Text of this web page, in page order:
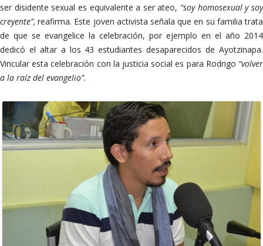
ser disidente sexual es equivalente a ser ateo, “soy homosexual y soy
creyente”,reafirma. Este joven activista señala que en su familia trata
de que se evangelice la celebración, por ejemplo en el año 2014
dedicó el altar a los 43 estudiantes desaparecidos de Ayotzinapa.
Vincular esta celebración con la justicia social es para Rodrigo “volver
a la raíz del evangelio”.